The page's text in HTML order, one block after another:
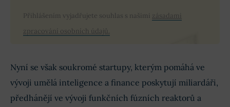
Přihlášením vyjadřujete souhlas s našimi zásadami
zpracování osobních údajů.
Nyní se však soukromé startupy, kterým pomáhá ve
vývoji umělá inteligence a finance poskytují miliardáři,
předhánějí ve vývoji funkčních fúzních reaktorů a